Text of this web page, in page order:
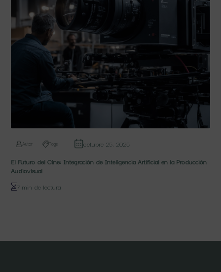
Autor Tags
octubre 25, 2025
El Futuro del Cine: Integración de Inteligencia Artificial en la Producción
Audiovisual
7 min de lectura